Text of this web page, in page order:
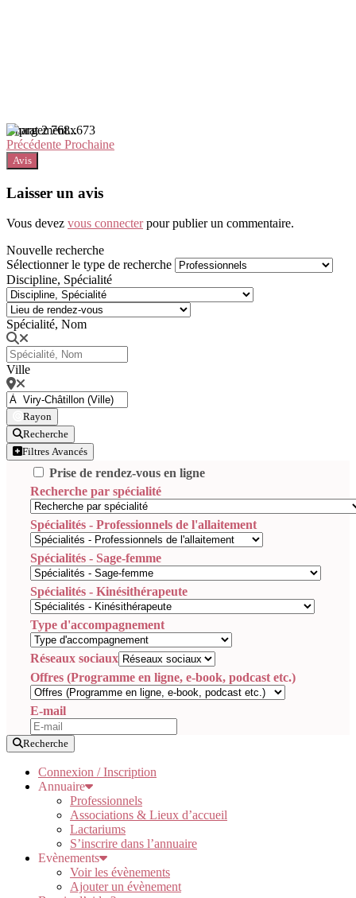
Chargement...
Précédente Prochaine
Avis
Laisser un avis
Vous devez vous connecterpour publier un commentaire.
Nouvelle recherche
Sélectionner le type de recherche
Discipline, Spécialité
Spécialité, Nom
Ville
Rayon
Recherche
Filtres Avancés
Prise de rendez-vous en ligne
Recherche par spécialité
Spécialités - Professionnels de l'allaitement
Spécialités - Sage-femme
Spécialités - Kinésithérapeute
Type d'accompagnement
Réseaux sociaux
Offres (Programme en ligne, e-book, podcast etc.)
E-mail
Recherche
Connexion / Inscription
Annuaire
Professionnels
Associations & Lieux d’accueil
Lactariums
S’inscrire dans l’annuaire
Evènements
Voir les évènements
Ajouter un évènement